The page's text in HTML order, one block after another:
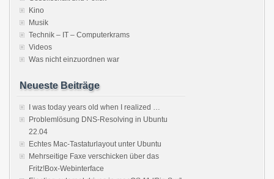
Kino
Musik
Technik – IT – Computerkrams
Videos
Was nicht einzuordnen war
Neueste Beiträge
I was today years old when I realized …
Problemlösung DNS-Resolving in Ubuntu
22.04
Echtes Mac-Tastaturlayout unter Ubuntu
Mehrseitige Faxe verschicken über das
Fritz!Box-Webinterface